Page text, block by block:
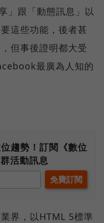
」跟「動態訊息」以
這些功能，後者甚
但事後證明都大受
最廣為人知的
趨勢！訂閱《數位
活動訊息
界，以HTML 5標準